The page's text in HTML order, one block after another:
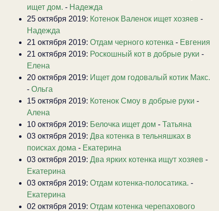
ищет дом. - Надежда
25 октября 2019: Котенок Валенок ищет хозяев -
Надежда
21 октября 2019: Отдам черного котенка - Евгения
21 октября 2019: Роскошный кот в добрые руки -
Елена
20 октября 2019: Ищет дом годовалый котик Макс.
- Ольга
15 октября 2019: Котенок Смоу в добрые руки -
Алена
10 октября 2019: Белочка ищет дом - Татьяна
03 октября 2019: Два котенка в тельняшках в
поисках дома - Екатерина
03 октября 2019: Два ярких котенка ищут хозяев -
Екатерина
03 октября 2019: Отдам котенка-полосатика. -
Екатерина
02 октября 2019: Отдам котенка черепахового